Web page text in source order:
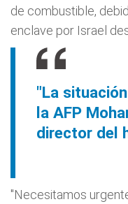
de combustible,
enclave por Israel
"La
la AFP
director del
"Necesitamos